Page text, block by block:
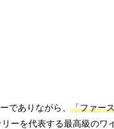
でありながら、 「ファー
ーを代表する最高級の